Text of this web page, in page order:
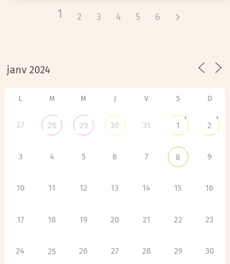
1 2 3 4 5 6
L M M J V S D
27 28 29 30 31 1
+
2
+
3 4 5 6 7 8 9
10 11 12 13 14 15 16
17 18 19 20 21 22 23
24 25 26 27 28 29 30